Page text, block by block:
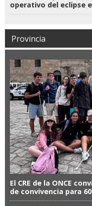
operativo del eclipse
Provincia
El CRE de la ONCE
de convivencia para